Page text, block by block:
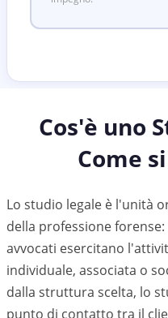
Cos'è uno
Come
Lo studio legale è l'unità
della professione
avvocati esercitano
individuale, associata o
dalla struttura scelta, lo
punto di contatto tra il